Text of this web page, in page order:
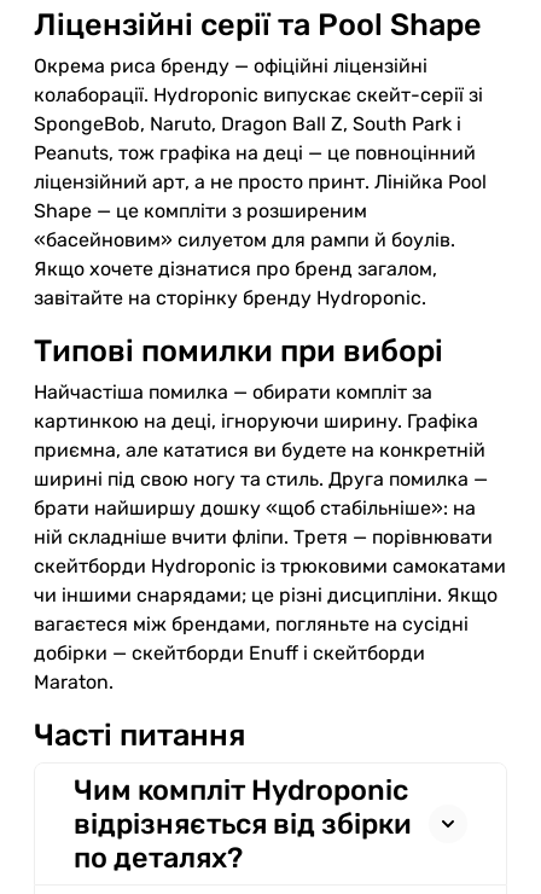
Ліцензійні серії та Pool Shape
Окрема риса бренду — офіційні ліцензійні
колаборації. Hydroponic випускає скейт-серії зі
SpongeBob, Naruto, Dragon Ball Z, South Park і
Peanuts, тож графіка на деці — це повноцінний
ліцензійний арт, а не просто принт. Лінійка Pool
Shape — це компліти з розширеним
«басейновим» силуетом для рампи й боулів.
Якщо хочете дізнатися про бренд загалом,
завітайте на сторінку бренду Hydroponic.
Типові помилки при виборі
Найчастіша помилка — обирати компліт за
картинкою на деці, ігноруючи ширину. Графіка
приємна, але кататися ви будете на конкретній
ширині під свою ногу та стиль. Друга помилка —
брати найширшу дошку «щоб стабільніше»: на
ній складніше вчити фліпи. Третя — порівнювати
скейтборди Hydroponic із трюковими самокатами
чи іншими снарядами; це різні дисципліни. Якщо
вагаєтеся між брендами, погляньте на сусідні
добірки — скейтборди Enuff і скейтборди
Maraton.
Часті питання
Чим компліт Hydroponic
відрізняється від збірки
по деталях?